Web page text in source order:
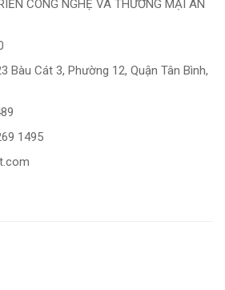
CÔNG NGHỆ VÀ THƯƠNG MẠI AN
Bàu Cát 3, Phường 12, Quận Tân Bình,
1495